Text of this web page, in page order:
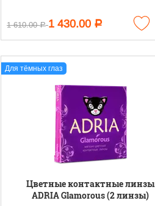
1 610.00 Р 1 430.00 Р
Для тёмных глаз
Цветные контактные линзы
ADRIA Glamorous (2 линзы)